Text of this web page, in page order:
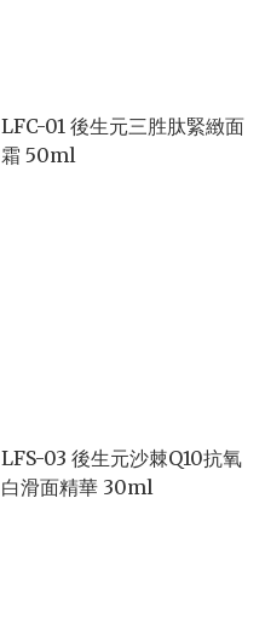
LFC-01 後生元三胜肽緊緻面
霜 50ml
LFS-03 後生元沙棘Q10抗氧
白滑面精華 30ml